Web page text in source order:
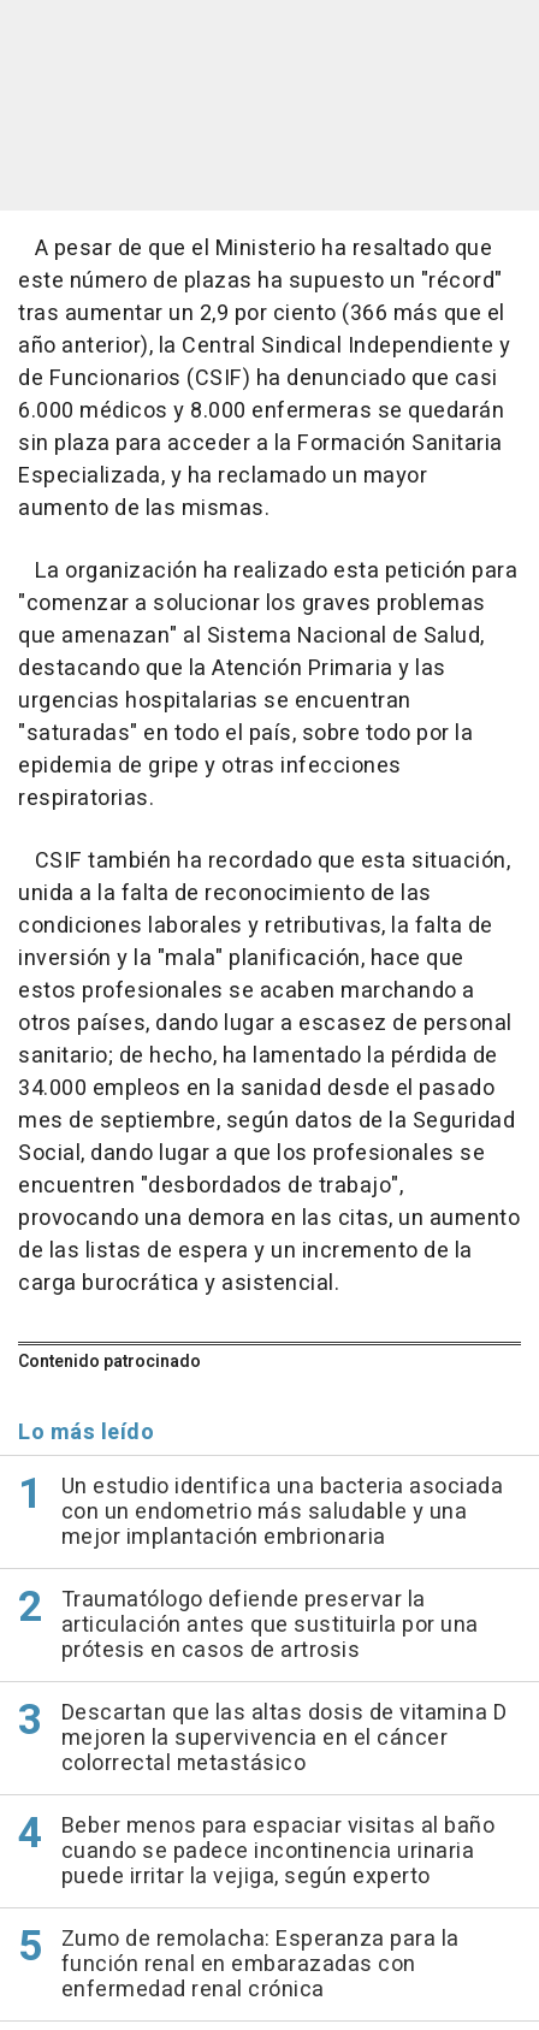
A pesar de que el Ministerio ha resaltado que
este número de plazas ha supuesto un "récord"
tras aumentar un 2,9 por ciento (366 más que el
año anterior), la Central Sindical Independiente y
de Funcionarios (CSIF) ha denunciado que casi
6.000 médicos y 8.000 enfermeras se quedarán
sin plaza para acceder a la Formación Sanitaria
Especializada, y ha reclamado un mayor
aumento de las mismas.
La organización ha realizado esta petición para
"comenzar a solucionar los graves problemas
que amenazan" al Sistema Nacional de Salud,
destacando que la Atención Primaria y las
urgencias hospitalarias se encuentran
"saturadas" en todo el país, sobre todo por la
epidemia de gripe y otras infecciones
respiratorias.
CSIF también ha recordado que esta situación,
unida a la falta de reconocimiento de las
condiciones laborales y retributivas, la falta de
inversión y la "mala" planificación, hace que
estos profesionales se acaben marchando a
otros países, dando lugar a escasez de personal
sanitario; de hecho, ha lamentado la pérdida de
34.000 empleos en la sanidad desde el pasado
mes de septiembre, según datos de la Seguridad
Social, dando lugar a que los profesionales se
encuentren "desbordados de trabajo",
provocando una demora en las citas, un aumento
de las listas de espera y un incremento de la
carga burocrática y asistencial.
Contenido patrocinado
Lo más leído
Un estudio identifica una bacteria asociada
con un endometrio más saludable y una
mejor implantación embrionaria
Traumatólogo defiende preservar la
articulación antes que sustituirla por una
prótesis en casos de artrosis
Descartan que las altas dosis de vitamina D
mejoren la supervivencia en el cáncer
colorrectal metastásico
Beber menos para espaciar visitas al baño
cuando se padece incontinencia urinaria
puede irritar la vejiga, según experto
Zumo de remolacha: Esperanza para la
función renal en embarazadas con
enfermedad renal crónica